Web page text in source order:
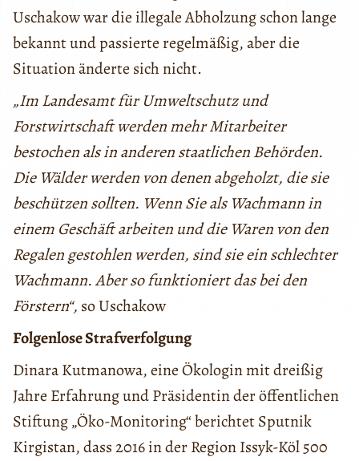
Uschakow war die illegale Abholzung schon lange
bekannt und passierte regelmäßig, aber die
Situation änderte sich nicht.
„Im Landesamt für Umweltschutz und
Forstwirtschaft werden mehr Mitarbeiter
bestochen als in anderen staatlichen Behörden.
Die Wälder werden von denen abgeholzt, die sie
beschützen sollten. Wenn Sie als Wachmann in
einem Geschäft arbeiten und die Waren von den
Regalen gestohlen werden, sind sie ein schlechter
Wachmann. Aber so funktioniert das bei den
Förstern“, so Uschakow
Folgenlose Strafverfolgung
Dinara Kutmanowa, eine Ökologin mit dreißig
Jahre Erfahrung und Präsidentin der öffentlichen
Stiftung „Öko-Monitoring“ berichtet Sputnik
Kirgistan, dass 2016 in der Region Issyk-Köl 500